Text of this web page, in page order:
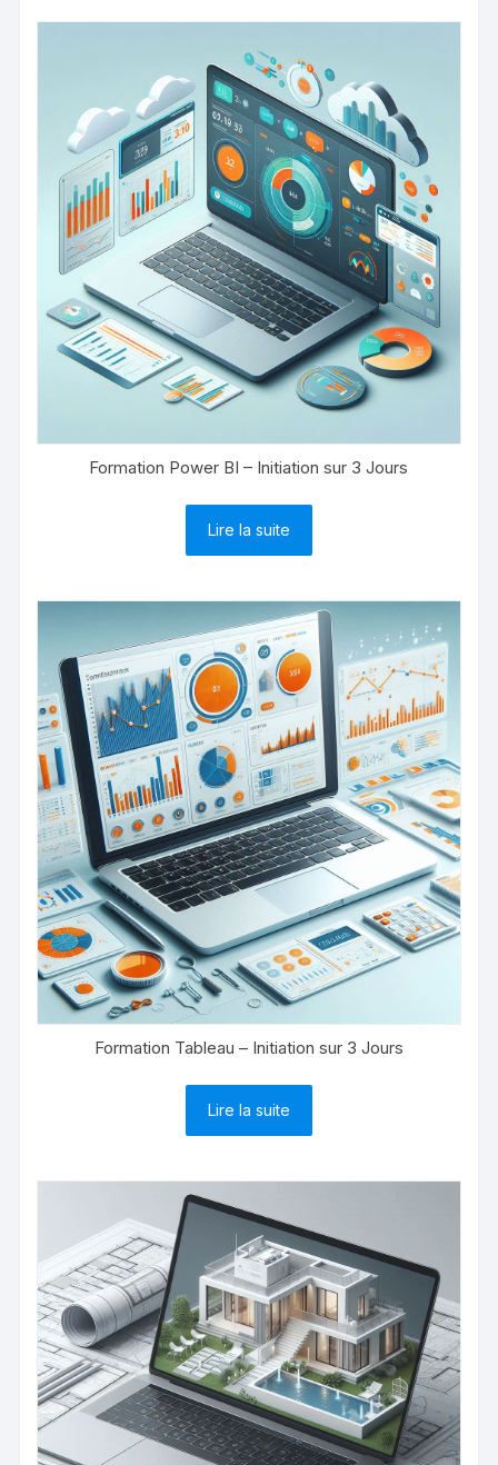
Formation Power BI – Initiation sur 3 Jours
Lire la suite
Formation Tableau – Initiation sur 3 Jours
Lire la suite